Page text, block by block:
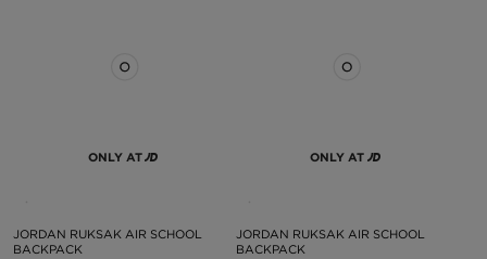
ONLY AT
JORDAN RUKSAK AIR SCHOOL
BACKPACK
ONLY AT
JORDAN RUKSAK AIR SCHOOL
BACKPACK